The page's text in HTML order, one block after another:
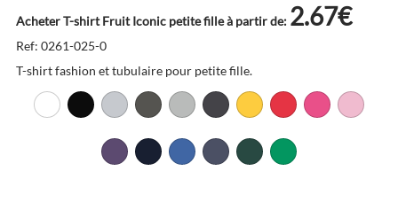
Acheter T-shirt Fruit Iconic petite fille à partir de: 2.67€
Ref: 0261-025-0
T-shirt fashion et tubulaire pour petite fille.